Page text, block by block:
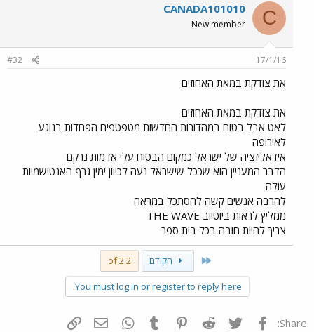
C
CANADA101010
New member
17/1/16
#32
את צודקת במאת האחוזים
את צודקת במאת האחוזים
לאט אבל בטוח במהדורות החדשות מטפטפים הפחדות בנוגע
לאירופה
אידאליזציה של ישראל כמקום הבטוח עלי אדמות נרקם
הדבר המעניין הוא שככל שישראל נעה לכיוון ימין גרף האנטישמיות
עולה
להרבה אנשים קשה להסתכל במראה
ממליץ לראות ביוטיוב THE WAVE
צריך להיות חובה בכל בית ספר
First הקודם 2 of 2
You must log in or register to reply here.
Share: פייסבוק Twitter
Reddit
Pinterest
Tumblr
WhatsAppדואר אלקטרוני